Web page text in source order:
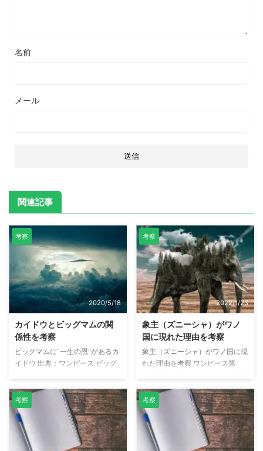
名前
メール
関連記事
考察
2020/5/18
カイドウとビッグマムの関
係性を考察
ビッグマムに"一生の恩"があるカ
イドウ 出典：ワンピース ビッグ
「昔の話だ！！」 ビッグマム
「いや 一生の恩さ・・・」 カイ
ドウ「・・・・・・・・・！！」
出典：ワンピース ビッグマム
「仲良くいこうぜ 昔みたい
考察
2022/1/23
象主（ズニーシャ）がワノ
国に現れた理由を考察
象主（ズニーシャ）がワノ国に現
れた理由を考察 ワンピース第
本記事では、象主（ズニーシャ）
がワノ国に現れた理由を考察して
います。 象主（ズニーシャ）と
は 象主（ズニーシャ）とは、
1000年以上生き続けている超巨
考察 考察